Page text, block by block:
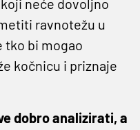
neće dovoljno
ravnotežu u
tko bi mogao
kočnicu i priznaje
dobro analizirati, a